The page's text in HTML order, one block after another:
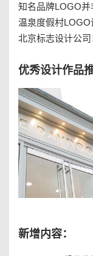
知名品牌LOGO
温泉度假村
北京标志设计公
优秀设计作品推
新增内容：